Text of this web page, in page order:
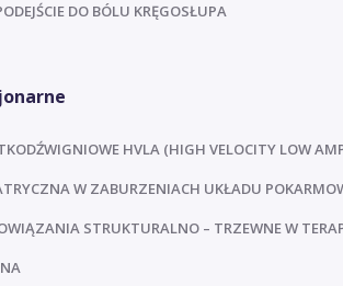
DO BÓLU KRĘGOSŁUPA
HVLA (HIGH VELOCITY LOW
W ZABURZENIACH UKŁADU
STRUKTURALNO – TRZEWNE W